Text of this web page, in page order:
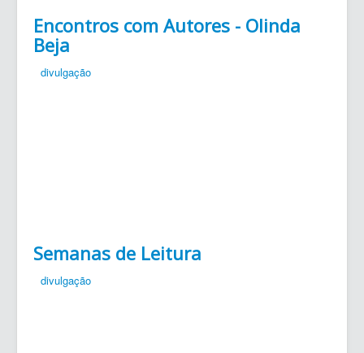
Encontros com Autores - Olinda
Beja
divulgação
Semanas de Leitura
divulgação